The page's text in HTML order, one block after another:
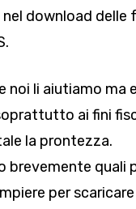
download delle
noi li aiutiamo ma
ai fini
la prontezza.
brevemente quali
per